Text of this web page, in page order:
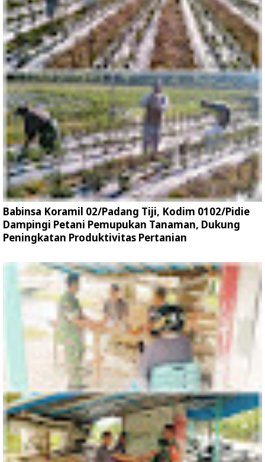
Babinsa Koramil 02/Padang Tiji, Kodim 0102/Pidie
Dampingi Petani Pemupukan Tanaman, Dukung
Peningkatan Produktivitas Pertanian